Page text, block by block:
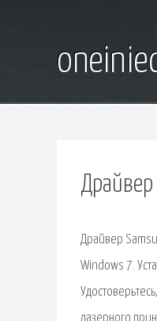
Драйвер
Windows 7.
лазерного